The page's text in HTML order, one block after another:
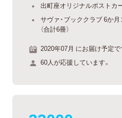
出町座オリジナルポストカ
サヴァ・ブッククラブ 6か
（合計6冊）
2020年07月 にお届け予定で
60人が応援しています。